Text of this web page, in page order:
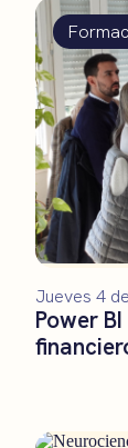
Power
Jueves 4